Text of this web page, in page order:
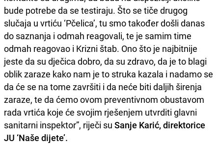
bude potrebe da se testiraju. Što se tiče drugog
slučaja u vrtiću ‘Pčelica’, tu smo također došli danas
do saznanja i odmah reagovali, te je samim time
odmah reagovao i Krizni štab. Ono što je najbitnije
jeste da su dječica dobro, da su zdravo, da je to blagi
oblik zaraze kako nam je to struka kazala i nadamo se
da će se na tome završiti i da neće biti daljih širenja
zaraze, te da ćemo ovom preventivnom obustavom
rada vrtića koje će svojim rješenjem utvrditi glavni
sanitarni inspektor”, riječi su Sanje Karić, direktorice
JU ‘Naše dijete’.